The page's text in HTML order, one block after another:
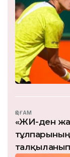
ҚОҒАМ
«ЖИ-ден